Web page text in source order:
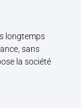
longtemps
sans
la société